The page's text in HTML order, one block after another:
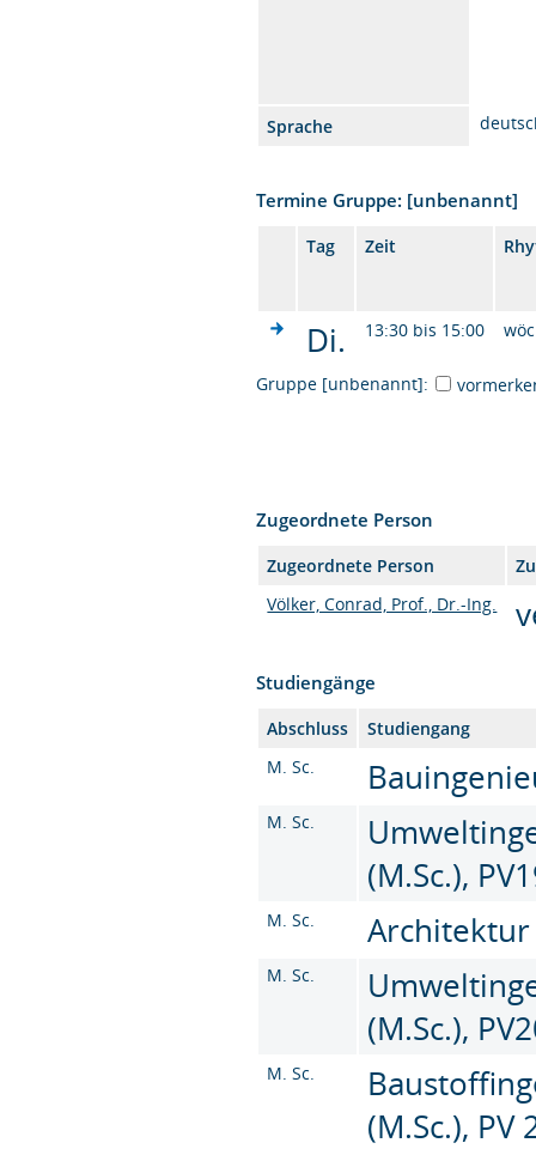
Sprache
Termine Gruppe: [unbenannt]
Tag Zeit
Di. 13:30 bis 15:00
Gruppe [unbenannt]:
Zugeordnete Person
Zugeordnete Person
Völker, Conrad, Prof., Dr.-Ing.
Studiengänge
Abschluss
Studiengang
M. Sc.
M. Sc.
(M.Sc.),
M. Sc. Architektur
M. Sc.
(M.Sc.),
M. Sc.
(M.Sc.), PV